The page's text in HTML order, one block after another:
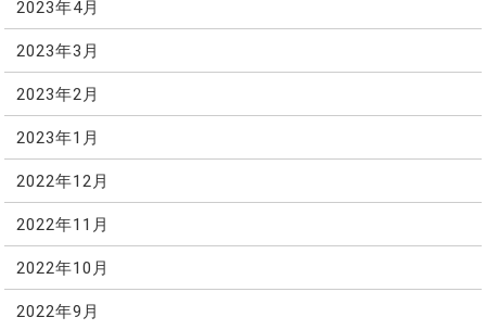
2023年4月
2023年3月
2023年2月
2023年1月
2022年12月
2022年11月
2022年10月
2022年9月